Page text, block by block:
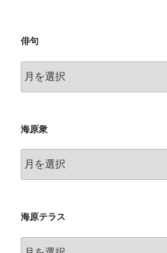
俳句
句
海原衆
原
海原テラス